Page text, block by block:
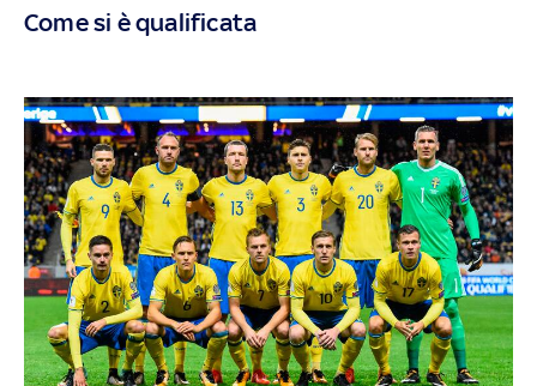
Come si è qualificata